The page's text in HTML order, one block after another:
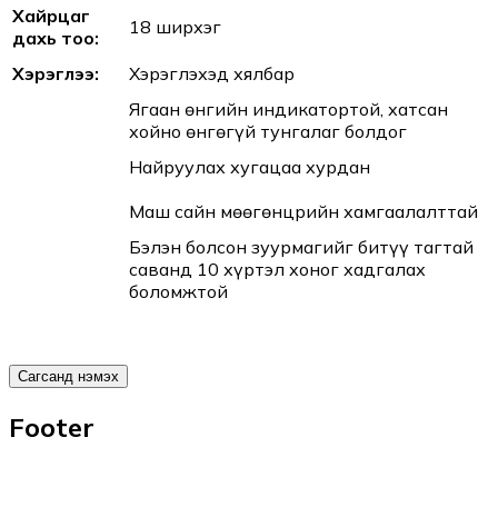
Хайрцаг
дахь тоо:
18 ширхэг
Хэрэглээ:
Хэрэглэхэд хялбар
Ягаан өнгийн индикатортой, хатсан
хойно өнгөгүй тунгалаг болдог
Найруулах хугацаа хурдан
Маш сайн мөөгөнцрийн хамгаалалттай
Бэлэн болсон зуурмагийг битүү тагтай
саванд 10 хүртэл хоног хадгалах
боломжтой
Сагсанд нэмэх
Footer